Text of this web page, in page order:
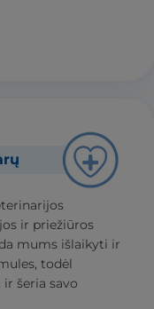
ir priežiūros
mums išlaikyti ir
todėl
šeria savo